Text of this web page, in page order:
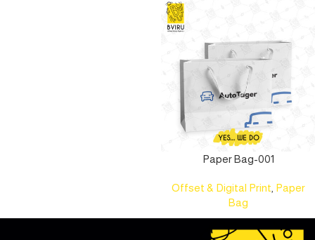
Paper Bag-001
Offset & Digital Print Paper
Bag